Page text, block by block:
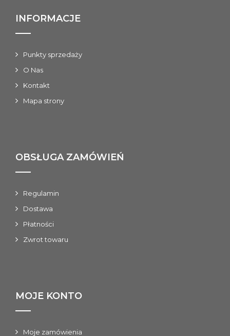
INFORMACJE
Punkty sprzedaży
O Nas
Kontakt
Mapa strony
OBSŁUGA ZAMÓWIEŃ
Regulamin
Dostawa
Płatności
Zwrot towaru
MOJE KONTO
Moje zamówienia